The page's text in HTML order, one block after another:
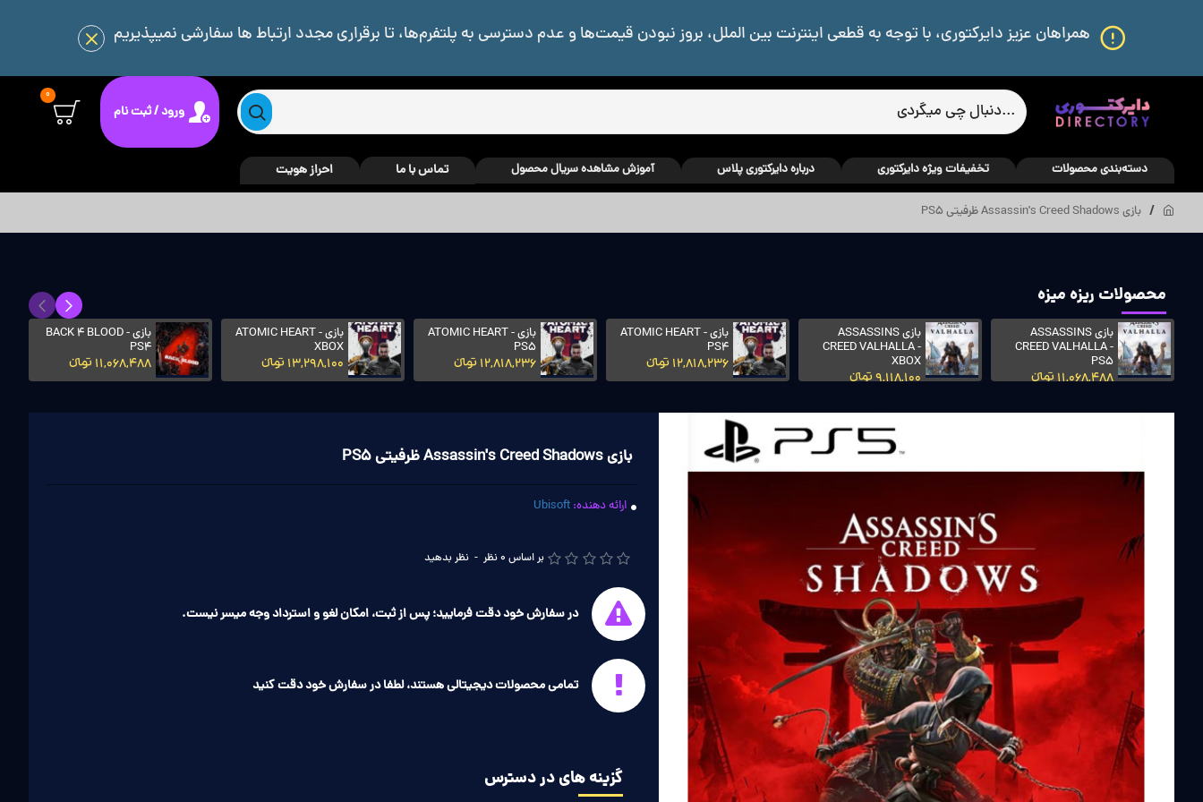
همراهان عزیز دایرکتوری، با توجه به قطعی اینترنت بین الملل، بروز نبودن قیمت‌ها و عدم دسترسی به پلتفرم‌ها، تا برقراری مجدد ارتباط ها سفارشی نمیپذیریم
ورود / ثبت نام
0
دسته‌بندی محصولات تخفیفات ویژه دایرکتوری درباره دایرکتوری پلاس آموزش مشاهده سریال محصول تماس با ما احراز هویت
بازی Assassin's Creed Shadows ظرفیتی PS5
محصولات ریزه میزه
بازی ALAN WAKE II -
PS5
11,068,507 تومانءءء
بازی ARMORED CORE
VI: FIRES OF
RUBICON - PS4
11,068,507 تومانءءء
بازی ARMORED CORE
VI: FIRES OF
RUBICON - PS5
11,068,507 تومانءءء
بازی ARMORED CORE
VI: FIRES OF
RUBICON - XBOX
11,398,100 تومانءءء
بازی Assassin's Creed
Mirage ظرفیتی
1,537,974 تومانءءء
بازی ASSASSINS
CREED MIRAGE - PS4
9,237,971 تومانءءء
بازی Assassin's Creed Shadows ظرفیتی PS5
ارائه دهنده: Ubisoft
بر اساس 0 نظر - نظر بدهید
گزینه های در دسترس
در سفارش خود دقت فرمایید؛ پس از ثبت، امکان لغو و استرداد وجه میسر نیست.
تمامی محصولات دیجیتالی هستند، لطفا در سفارش خود دقت کنید